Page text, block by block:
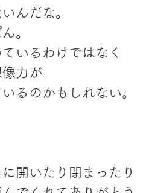
んだな。
。
いるわけではなく
力が
るのかもしれない。
開いたり閉まったり